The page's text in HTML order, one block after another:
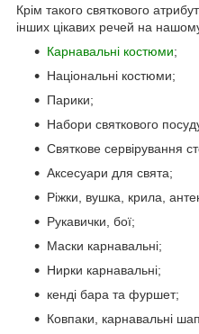
Крім такого святкового
інших цікавих речей на
Карнавальні костюми;
Національні костюми;
Парики;
Набори святкового
Святкове сервірування
Аксесуари для свята;
Ріжки, вушка, крила,
Рукавички, бої;
Маски карнавальні;
Нирки карнавальні;
кенді бара та фуршет;
Ковпаки, карнавальні